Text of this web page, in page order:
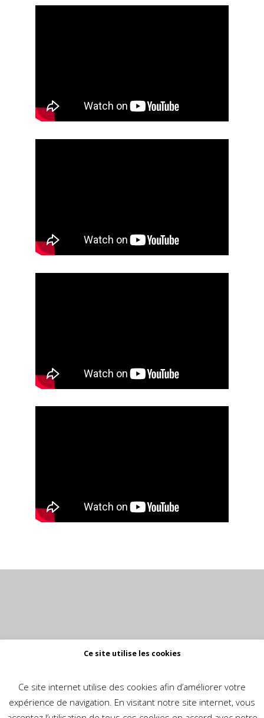
Ce site utilise les cookies
Ce site internet utilise des cookies afin d’améliorer votre
expérience de navigation. En visitant notre site internet, vous